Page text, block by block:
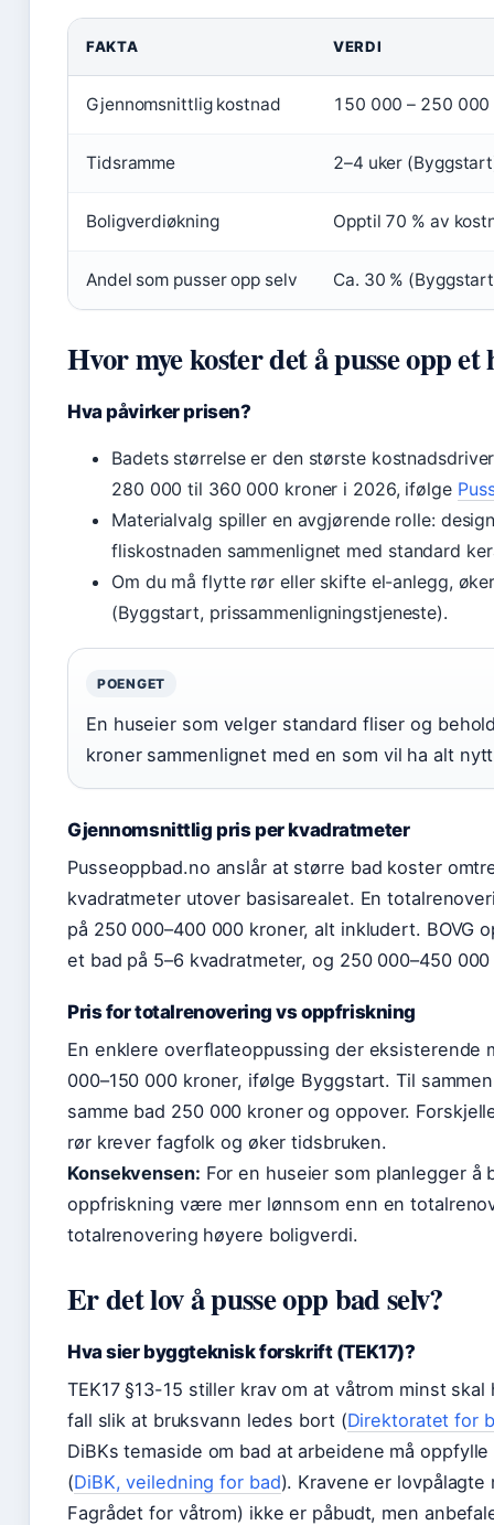
FAKTA VERDI
Gjennomsnittlig kostnad 150 000 – 250 000
Tidsramme 2–4 uker
Boligverdiøkning Opptil 70 % av
Andel som pusser opp selv Ca. 30 %
Hvor mye koster det å pusse opp et
Hva påvirker prisen?
Badets størrelse er den største
280 000 til 360 000 kroner i 2026, ifølge
Materialvalg spiller en avgjørende rolle:
fliskostnaden sammenlignet med standard
Om du må flytte rør eller skifte el-anlegg,
(Byggstart, prissammenligningstjeneste).
POENGET
En huseier som velger standard fliser og
kroner sammenlignet med en som vil ha alt
Gjennomsnittlig pris per kvadratmeter
Pusseoppbad.no anslår at større bad koster
kvadratmeter utover basisarealet. En
på 250 000–400 000 kroner, alt inkludert. BOVG
et bad på 5–6 kvadratmeter, og 250 000–450
Pris for totalrenovering vs oppfriskning
En enklere overflateoppussing der eksisterende
000–150 000 kroner, ifølge Byggstart. Til
samme bad 250 000 kroner og oppover.
rør krever fagfolk og øker tidsbruken.
Konsekvensen: For en huseier som planlegger å
oppfriskning være mer lønnsom enn en
totalrenovering høyere boligverdi.
Er det lov å pusse opp bad selv?
Hva sier byggteknisk forskrift (TEK17)?
TEK17 §13-15 stiller krav om at våtrom minst
fall slik at bruksvann ledes bort (Direktoratet for
DiBKs temaside om bad at arbeidene må
(DiBK, veiledning for bad). Kravene er lovpålagte
Fagrådet for våtrom) ikke er påbudt, men